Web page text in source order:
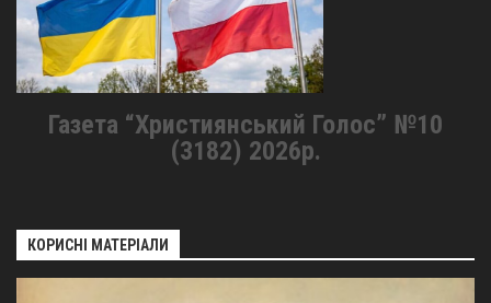
Газета “Християнський Голос” №10
(3182) 2026р.
КОРИСНІ МАТЕРІАЛИ